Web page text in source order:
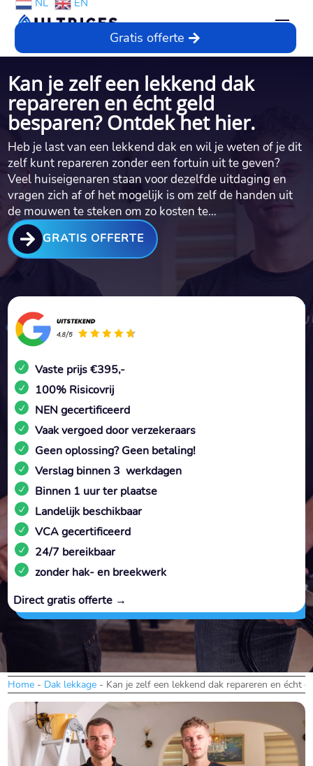
NL EN
Gratis offerte
Kan je zelf een lekkend dak
repareren en écht geld
besparen? Ontdek het hier.​
Heb je last van een lekkend dak en wil je weten of je dit
zelf kunt repareren zonder een fortuin uit te geven?
Veel huiseigenaren staan voor dezelfde uitdaging en
vragen zich af of het mogelijk is om zelf de handen uit
de mouwen te steken om zo kosten te…
 GRATIS OFFERTE
Vaste prijs €395,-
100% Risicovrij
NEN gecertificeerd
Vaak vergoed door verzekeraars
Geen oplossing? Geen betaling!
Verslag binnen 3 werkdagen
Binnen 1 uur ter plaatse
Landelijk beschikbaar
VCA gecertificeerd
24/7 bereikbaar
zonder hak- en breekwerk
Direct gratis offerte →
Home - Dak lekkage - Kan je zelf een lekkend dak repareren en écht